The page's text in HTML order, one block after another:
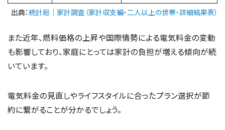
出典：統計局｜家計調査（家計収支編・二人以上の世帯・詳細結果表）
また近年、燃料価格の上昇や国際情勢による電気料金の変動
も影響しており、家庭にとっては家計の負担が増える傾向が続
いています。
電気料金の見直しやライフスタイルに合ったプラン選択が節
約に繋がることが分かるでしょう。